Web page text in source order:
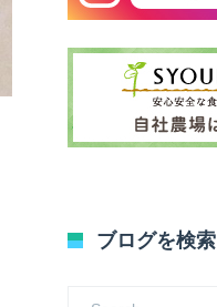
ブログを検索